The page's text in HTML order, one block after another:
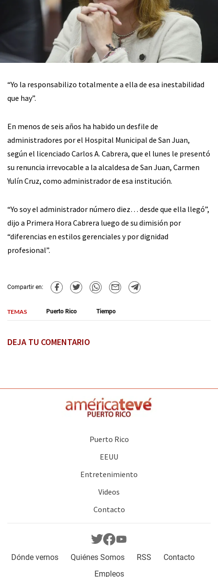
“Yo la responsabilizo totalmente a ella de esa inestabilidad
que hay”.
En menos de seis años ha habido un desfile de
administradores por el Hospital Municipal de San Juan,
según el licenciado Carlos A. Cabrera, que el lunes le presentó
su renuncia irrevocable a la alcaldesa de San Juan, Carmen
Yulín Cruz, como administrador de esa institución.
“Yo soy el administrador número diez… desde que ella llegó”,
dijo a Primera Hora Cabrera luego de su dimisión por
“diferencias en estilos gerenciales y por dignidad
profesional”.
Compartir en:
TEMAS Puerto Rico Tiempo
DEJA TU COMENTARIO
Puerto Rico
EEUU
Entretenimiento
Videos
Contacto
Dónde vernos Quiénes Somos RSS
Contacto
Empleos